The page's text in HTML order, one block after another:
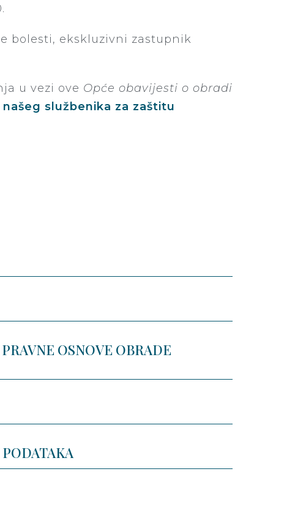
bolesti, ekskluzivni zastupnik
u vezi ove Opće obavijesti o obradi
službenika za zaštitu
OSNOVE OBRADE